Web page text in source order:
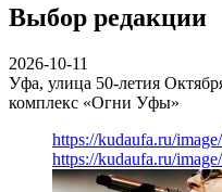
Выбор редакции
2026-10-11
Уфа, улица 50-летия
комплекс «Огни Уфы»
https://kudaufa.ru/
https://kudaufa.ru/